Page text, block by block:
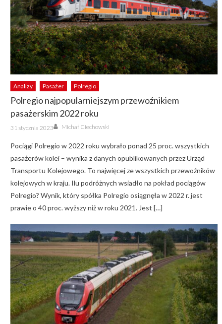
Analizy Pasażer Polregio
Polregio najpopularniejszym przewoźnikiem
pasażerskim 2022 roku
Posted
on
31 stycznia 2023 Author
Michał Ciechowski
Pociągi Polregio w 2022 roku wybrało ponad 25 proc. wszystkich
pasażerów kolei – wynika z danych opublikowanych przez Urząd
Transportu Kolejowego. To najwięcej ze wszystkich przewoźników
kolejowych w kraju. Ilu podróżnych wsiadło na pokład pociągów
Polregio? Wynik, który spółka Polregio osiągnęła w 2022 r. jest
prawie o 40 proc. wyższy niż w roku 2021. Jest […]